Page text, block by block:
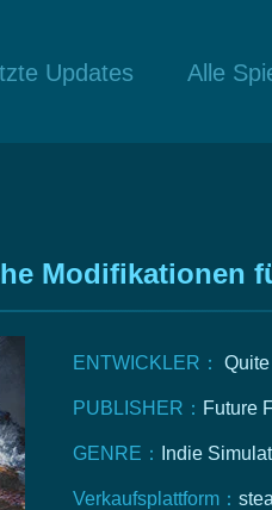
Updates Alle
Modifikationen
ENTWICKLER：
PUBLISHER： Future
GENRE： Indie
Verkaufsplattform：